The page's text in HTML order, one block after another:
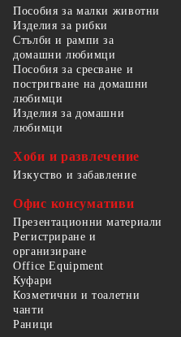
Пособия за малки животни
Изделия за рибки
Стълби и рампи за
домашни любимци
Пособия за сресване и
постригване на домашни
любимци
Изделия за домашни
любимци
Хоби и развлечение
Изкуство и забавление
Офис консумативи
Презентационни материали
Регистриране и
организиране
Office Equipment
Куфари
Козметични и тоалетни
чанти
Раници